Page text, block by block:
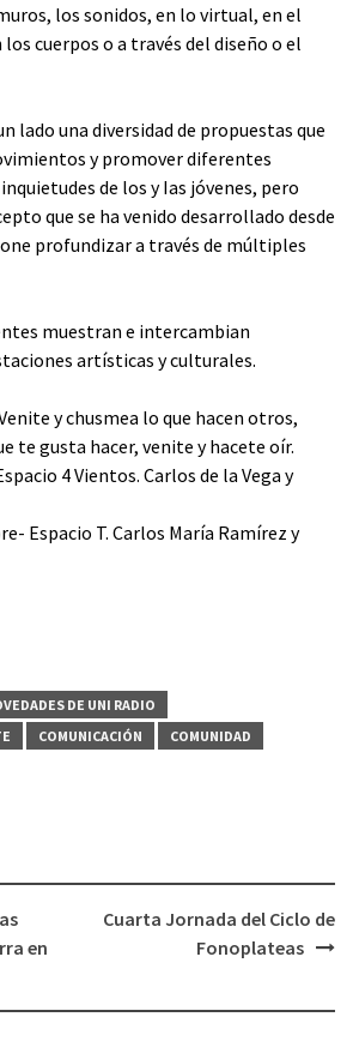
los sonidos, en lo virtual, en el
cuerpos o a través del diseño o el
lado una diversidad de propuestas que
y promover diferentes
de los y Ias jóvenes, pero
que se ha venido desarrollado desde
profundizar a través de múltiples
muestran e intercambian
artísticas y culturales.
y chusmea lo que hacen otros,
te gusta hacer, venite y hacete oír.
4 Vientos. Carlos de la Vega y
Espacio T. Carlos María Ramírez y
DE UNI RADIO
COMUNICACIÓN
COMUNIDAD
en
Cuarta Jornada del Ciclo de
Fonoplateas